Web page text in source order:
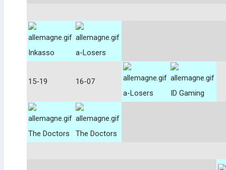
Inkasso a-Losers
15-19
16-07
a-Losers
ID Gaming
The Doctors The Doctors